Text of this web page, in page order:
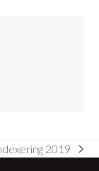
2019